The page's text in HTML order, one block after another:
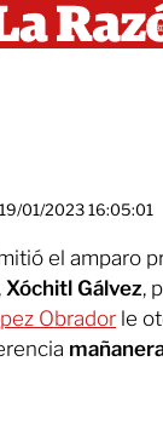
19/01/2023 16:05:01
el amparo
Xóchitl Gálvez,
Obrador le